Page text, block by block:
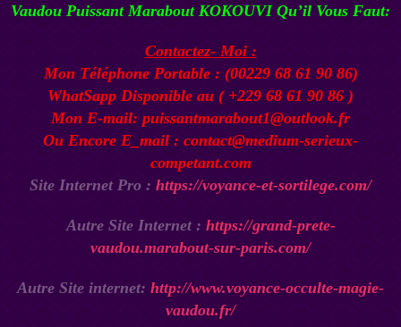
Vaudou Puissant Marabout KOKOUVI Qu’il Vous Faut:
Contactez- Moi :
Mon Téléphone Portable : (00229 68 61 90 86)
WhatSapp Disponible au ( +229 68 61 90 86 )
Mon E-mail: puissantmarabout1@outlook.fr
Ou Encore E_mail : contact@medium-serieux-
competant.com
Site Internet Pro : https://voyance-et-sortilege.com/
Autre Site Internet : https://grand-prete-
vaudou.marabout-sur-paris.com/
Autre Site internet: http://www.voyance-occulte-magie-
vaudou.fr/